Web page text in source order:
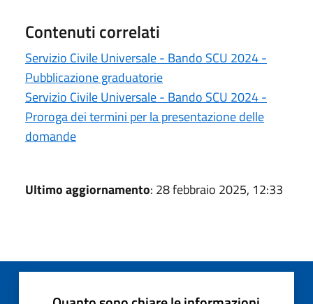
Contenuti correlati
Servizio Civile Universale - Bando SCU 2024 -
Pubblicazione graduatorie
Servizio Civile Universale - Bando SCU 2024 -
Proroga dei termini per la presentazione delle
domande
Ultimo aggiornamento: 28 febbraio 2025, 12:33